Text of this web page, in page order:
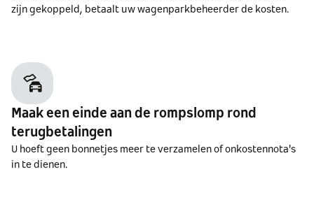
zijn gekoppeld, betaalt uw wagenparkbeheerder de kosten.
Maak een einde aan de rompslomp rond
terugbetalingen
U hoeft geen bonnetjes meer te verzamelen of onkostennota's
in te dienen.